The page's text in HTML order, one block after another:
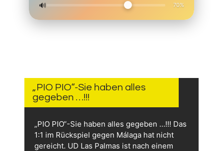
🔊 70%
„PIO PIO“-Sie haben alles
gegeben …!!!
„PIO PIO“-Sie haben alles gegeben …!!! Das
1:1 im Rückspiel gegen Málaga hat nicht
gereicht. UD Las Palmas ist nach einem